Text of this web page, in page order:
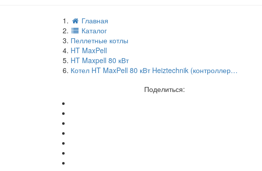
Главная
Каталог
Пеллетные котлы
HT MaxPell
HT Maxpell 80 кВт
Котел HT MaxPell 80 кВт Heiztechnik (контроллер…
Поделиться: